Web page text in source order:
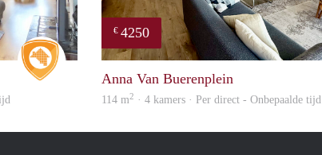
Real Estate
€ 4250
Anna Van Buerenplein
114 m2 · 4 kamers · Per direct - Onbepaalde tijd